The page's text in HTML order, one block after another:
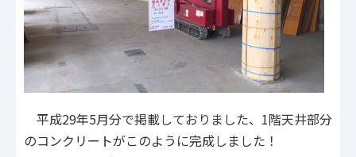
平成29年5月分で掲載しておりました、1階天井部分
のコンクリートがこのように完成しました！